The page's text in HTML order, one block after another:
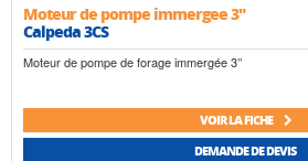
Moteur de pompe immergee 3"
Calpeda 3CS
Moteur de pompe de forage immergée 3’’
VOIR LA FICHE
DEMANDE DE DEVIS